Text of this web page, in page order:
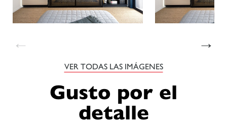
← →
VER TODAS LAS IMÁGENES
Gusto por el
detalle